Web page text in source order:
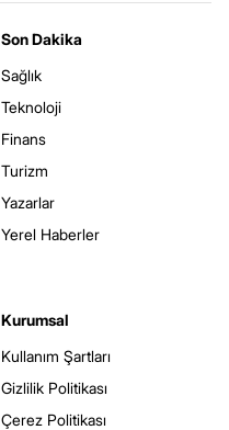
Son Dakika
Sağlık
Teknoloji
Finans
Turizm
Yazarlar
Yerel Haberler
Kurumsal
Kullanım Şartları
Gizlilik Politikası
Çerez Politikası